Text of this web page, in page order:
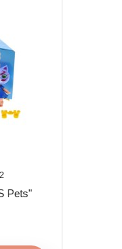
Pets"